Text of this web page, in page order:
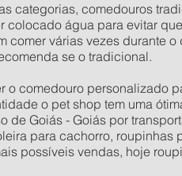
categorias, comedouros
água para evitar
várias vezes durante
se o tradicional.
comedouro personalizado
o pet shop tem uma
de Goiás - Goiás por
para cachorro, roupinhas
possíveis vendas, hoje